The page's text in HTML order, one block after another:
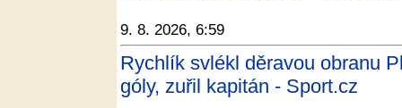
9. 8. 2026, 6:59
Rychlík svlékl děravou obranu
góly, zuřil kapitán - Sport.cz